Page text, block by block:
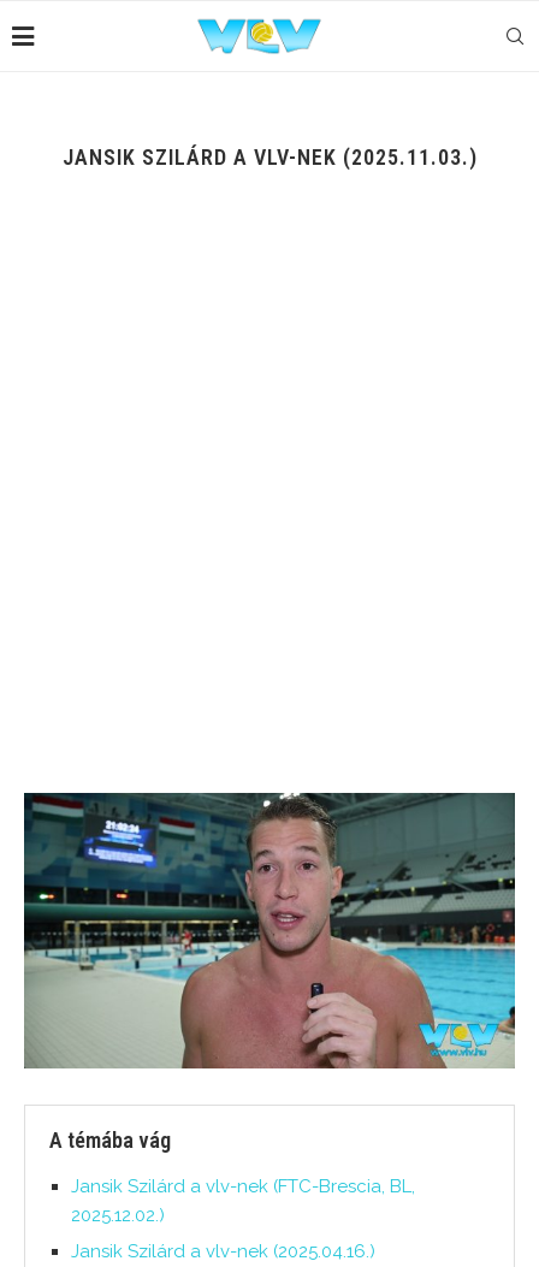
JANSIK SZILÁRD A VLV-NEK (2025.11.03.)
A témába vág
Jansik Szilárd a vlv-nek (FTC-Brescia, BL,
2025.12.02.)
Jansik Szilárd a vlv-nek (2025.04.16.)